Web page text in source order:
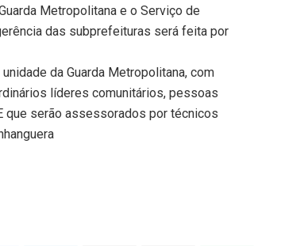
Metropolitana e o Serviço de
das subprefeituras será feita por
da Guarda Metropolitana, com
líderes comunitários, pessoas
que serão assessorados por técnicos